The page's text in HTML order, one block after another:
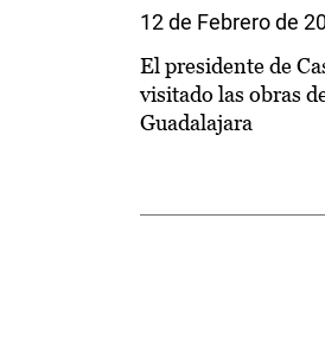
12 de Febrero de
El presidente de
visitado las obras
Guadalajara